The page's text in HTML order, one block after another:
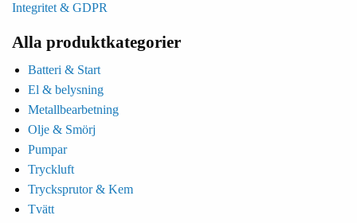
Integritet & GDPR
Alla produktkategorier
Batteri & Start
El & belysning
Metallbearbetning
Olje & Smörj
Pumpar
Tryckluft
Trycksprutor & Kem
Tvätt